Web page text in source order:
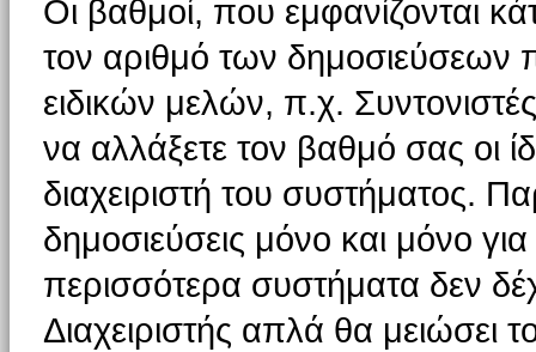
Οι βαθμοί, που εμφανίζονται
τον αριθμό των δημοσιεύσεων
ειδικών μελών, π.χ.
να αλλάξετε τον βαθμό σας οι
διαχειριστή του συστήματος.
δημοσιεύσεις μόνο και μόνο
περισσότερα συστήματα δεν
Διαχειριστής απλά θα μειώσει